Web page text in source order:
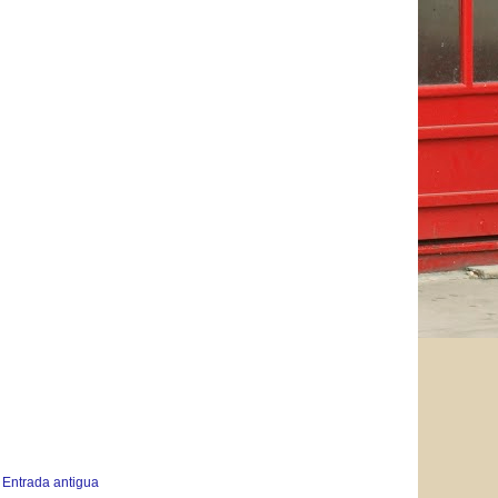
Entrada antigua